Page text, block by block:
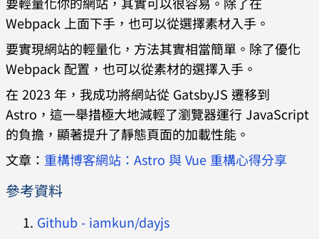
(dayjs(createdDate).isBefore(idDate
) {
    id
= md5(title);
  }
  const
pathname = getPath ();
  const
lastSymbol
=
pathname[pathname.length - 1
"/" ? "" : "/";
  id
}
Webpack 上面下手，也可以從選擇素材入手。
要實現網站的輕量化，方法其實相當簡單。除了優化
Webpack 配置，也可以從素材的選擇入手。
在 2023 年，我成功將網站從 GatsbyJS 遷移到
Astro，這一舉措極大地減輕了瀏覽器運行 JavaScript
的負擔，顯著提升了靜態頁面的加載性能。
文章： 重構博客網站：Astro 與 Vue 重構心得分享
參考資料
Github - iamkun/dayjs